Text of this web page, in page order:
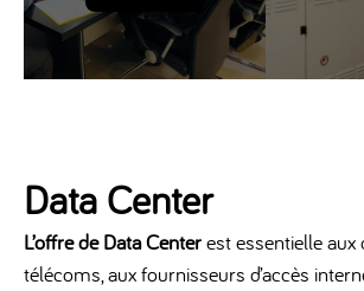
Data Center
L’offre de Data Centerest essentielle aux
télécoms, aux fournisseurs d’accès